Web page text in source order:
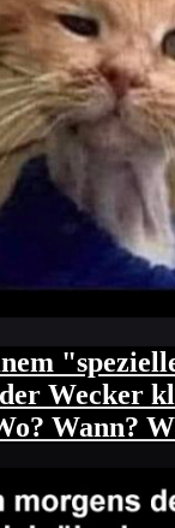
Wecker
Wann?